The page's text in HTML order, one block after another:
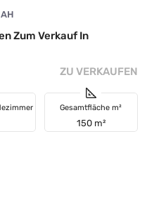
Zum Verkauf In
ZU VERKAUFEN
Gesamtfläche m²
150 m²